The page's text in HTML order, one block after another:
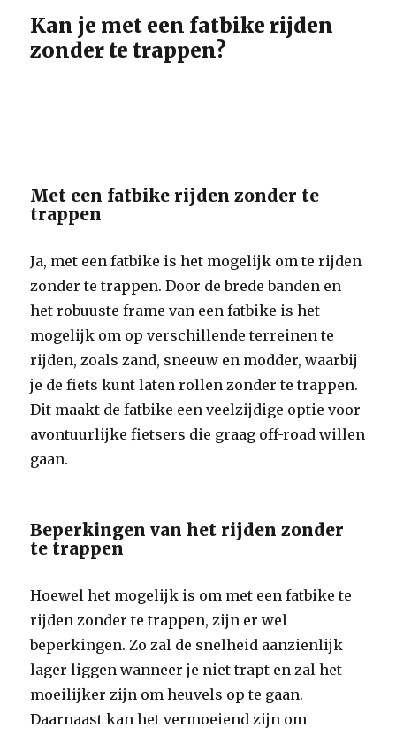
Kan je met een fatbike rijden
zonder te trappen?
Met een fatbike rijden zonder te
trappen
Ja, met een fatbike is het mogelijk om te rijden
zonder te trappen. Door de brede banden en
het robuuste frame van een fatbike is het
mogelijk om op verschillende terreinen te
rijden, zoals zand, sneeuw en modder, waarbij
je de fiets kunt laten rollen zonder te trappen.
Dit maakt de fatbike een veelzijdige optie voor
avontuurlijke fietsers die graag off-road willen
gaan.
Beperkingen van het rijden zonder
te trappen
Hoewel het mogelijk is om met een fatbike te
rijden zonder te trappen, zijn er wel
beperkingen. Zo zal de snelheid aanzienlijk
lager liggen wanneer je niet trapt en zal het
moeilijker zijn om heuvels op te gaan.
Daarnaast kan het vermoeiend zijn om